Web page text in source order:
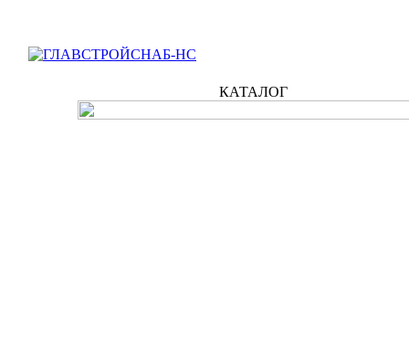
КАТАЛОГ